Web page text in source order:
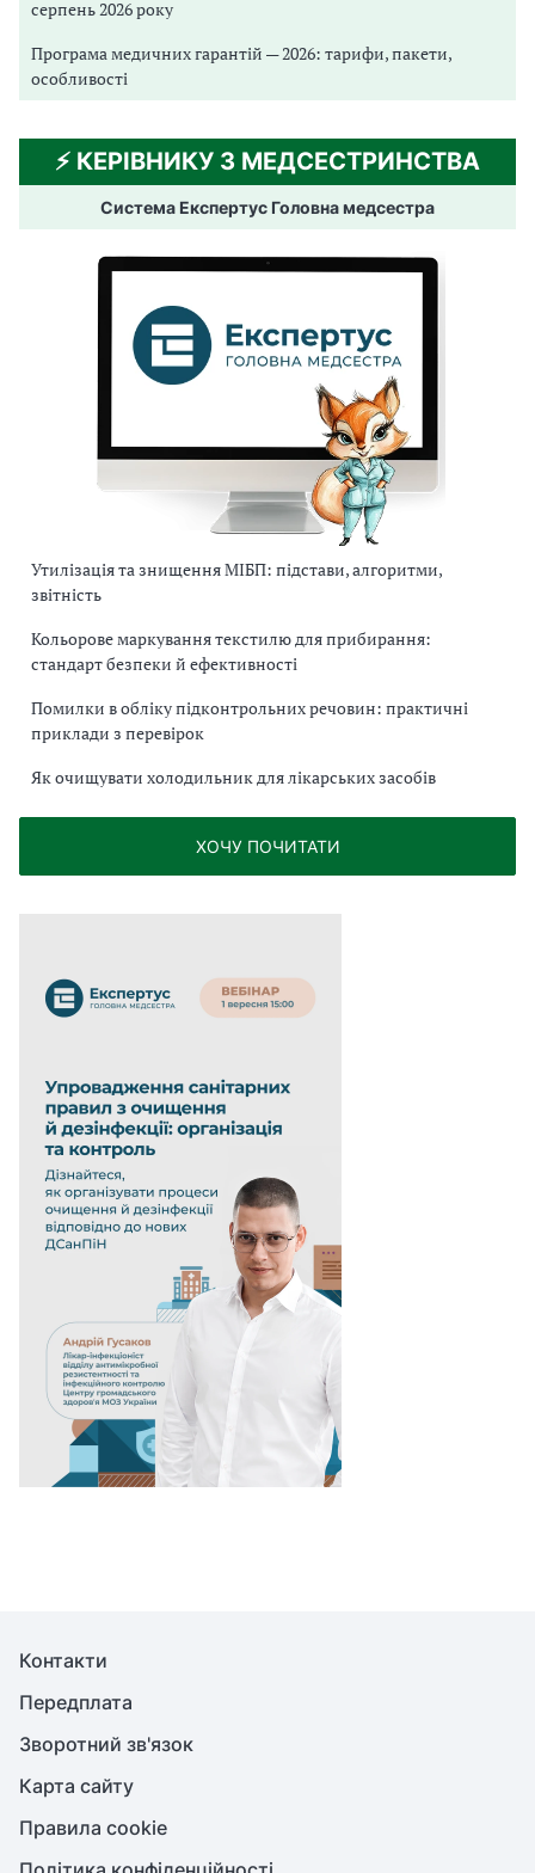
серпень 2026 року
Програма медичних гарантій — 2026: тарифи, пакети,
особливості
⚡️ КЕРІВНИКУ З МЕДСЕСТРИНСТВА
Система Експертус Головна медсестра
Утилізація та знищення МІБП: підстави, алгоритми,
звітність
Кольорове маркування текстилю для прибирання:
стандарт безпеки й ефективності
Помилки в обліку підконтрольних речовин: практичні
приклади з перевірок
Як очищувати холодильник для лікарських засобів
ХОЧУ ПОЧИТАТИ
Контакти
Передплата
Зворотний зв'язок
Карта сайту
Правила cookie